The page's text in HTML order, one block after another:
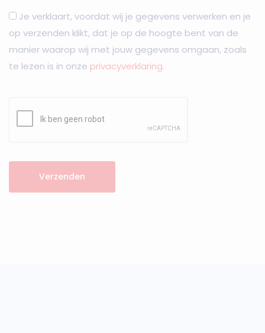
Je verklaart, voordat wij je gegevens verwerken en je
op verzenden klikt, dat je op de hoogte bent van de
manier waarop wij met jouw gegevens omgaan, zoals
te lezen is in onze privacyverklaring.
Verzenden